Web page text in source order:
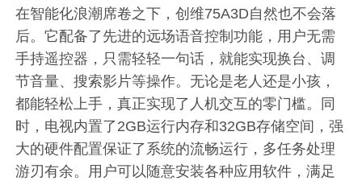
在智能化浪潮席卷之下，创维75A3D自然也不会落
后。它配备了先进的远场语音控制功能，用户无需
手持遥控器，只需轻轻一句话，就能实现换台、调
节音量、搜索影片等操作。无论是老人还是小孩，
都能轻松上手，真正实现了人机交互的零门槛。同
时，电视内置了2GB运行内存和32GB存储空间，强
大的硬件配置保证了系统的流畅运行，多任务处理
游刃有余。用户可以随意安装各种应用软件，满足